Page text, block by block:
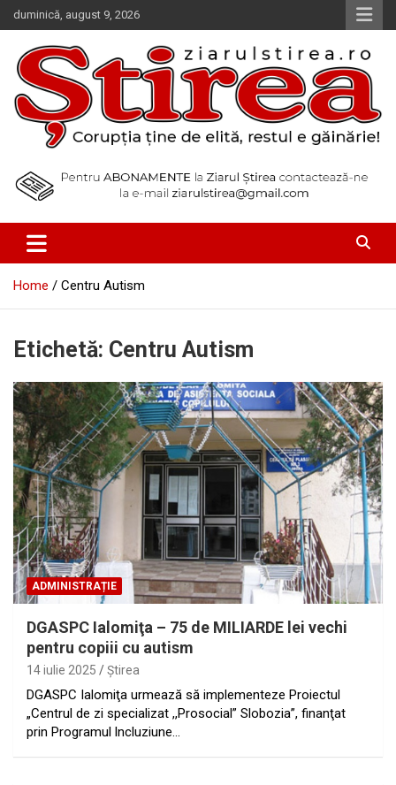
Skip
to
content
duminică, august 9, 2026
Ziarul Știrea
Home Centru Autism
Etichetă: Centru Autism
ADMINISTRAȚIE
DGASPC Ialomiţa – 75 de MILIARDE lei vechi
pentru copiii cu autism
14 iulie 2025 Ştirea
DGASPC Ialomiţa urmează să implementeze Proiectul
„Centrul de zi specializat ,,Prosocial” Slobozia”, finanţat
prin Programul lncluziune…